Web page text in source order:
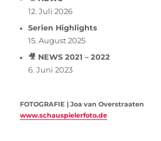
12. Juli 2026
Serien Highlights
15. August 2025
🎥 NEWS 2021 – 2022
6. Juni 2023
FOTOGRAFIE | Joa van Overstraaten
www.schauspielerfoto.de